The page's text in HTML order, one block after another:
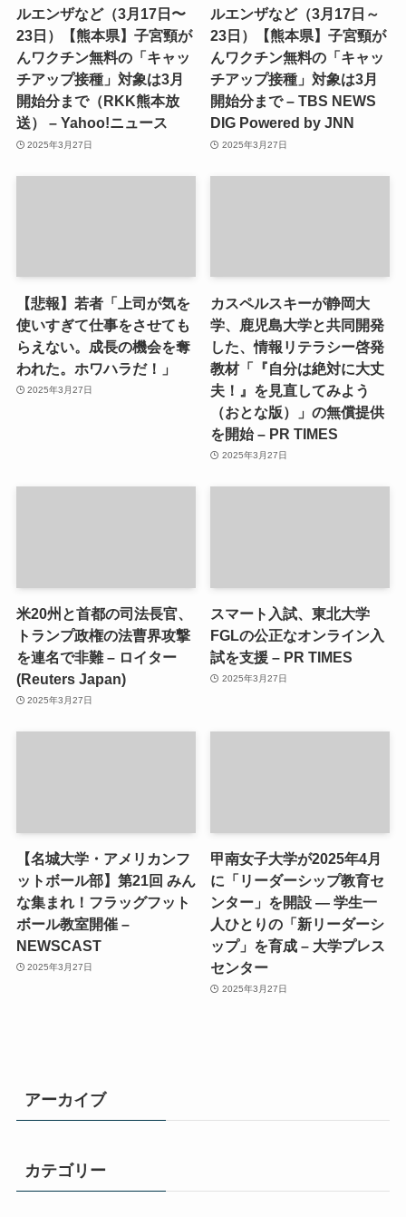
ルエンザなど（3月17日〜
23日）【熊本県】子宮頸が
んワクチン無料の「キャッ
チアップ接種」対象は3月
開始分まで（RKK熊本放
送） – Yahoo!ニュース
2025年3月27日
ルエンザなど（3月17日～
23日）【熊本県】子宮頸が
んワクチン無料の「キャッ
チアップ接種」対象は3月
開始分まで – TBS NEWS
DIG Powered by JNN
2025年3月27日
【悲報】若者「上司が気を
使いすぎて仕事をさせても
らえない。成長の機会を奪
われた。ホワハラだ！」
2025年3月27日
カスペルスキーが静岡大
学、鹿児島大学と共同開発
した、情報リテラシー啓発
教材「『自分は絶対に大丈
夫！』を見直してみよう
（おとな版）」の無償提供
を開始 – PR TIMES
2025年3月27日
米20州と首都の司法長官、
トランプ政権の法曹界攻撃
を連名で非難 – ロイター
(Reuters Japan)
2025年3月27日
スマート入試、東北大学
FGLの公正なオンライン入
試を支援 – PR TIMES
2025年3月27日
【名城大学・アメリカンフ
ットボール部】第21回 みん
な集まれ！フラッグフット
ボール教室開催 –
NEWSCAST
2025年3月27日
甲南女子大学が2025年4月
に「リーダーシップ教育セ
ンター」を開設 ― 学生一
人ひとりの「新リーダーシ
ップ」を育成 – 大学プレス
センター
2025年3月27日
アーカイブ
カテゴリー